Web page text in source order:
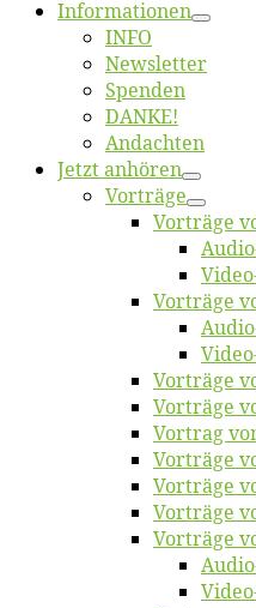
Informatio­nen
INFO
News­let­ter
Spen­den
DANKE!
An­dach­ten
Jetzt an­hö­ren
Vor­trä­ge
Vor­trä­ge
Vor­trä­ge
Vor­trä­ge
Vor­trä­ge
Vor­trag
Vor­trä­ge
Vor­trä­ge
Vor­trä­ge
Vor­trä­ge